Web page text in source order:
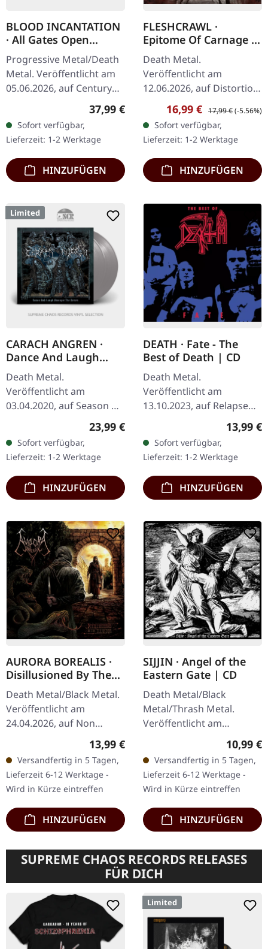
BLOOD INCANTATION
· All Gates Open
(Original Motion
Picture Soundtrack) |
ORANGE 2LP+BLURAY
Progressive Metal/Death
Metal. Veröffentlicht am
05.06.2026, auf Century
Transparentes Oranges
Doppel-Vinyl im Gatefold-
Cover mit…
Regulärer Preis:
37,99 €
Sofort verfügbar,
Lieferzeit: 1-2 Werktage
HINZUFÜGEN
FLESHCRAWL ·
Epitome Of Carnage |
CD
Death Metal.
Veröffentlicht am
12.06.2026, auf Distortion
Music Group. CD im
Standard-Jewelcase.
Fleshcrawl kehren mit
"Epitome Of Carnage"
zurück…
Verkaufspreis:
16,99 € Regulärer Preis:
17,99 €(-5.56%)
Sofort verfügbar,
Lieferzeit: 1-2 Werktage
HINZUFÜGEN
Limited
CARACH ANGREN ·
Dance And Laugh
Amongst The Rotten |
SILVER 2LP
Death Metal.
Veröffentlicht am
03.04.2020, auf Season Of
Mist. Epischer Horror-
Niederlanden. Silbernes
Doppel-Vinyl im Gatefold-
Cover,…
Regulärer Preis:
23,99 €
Sofort verfügbar,
Lieferzeit: 1-2 Werktage
HINZUFÜGEN
DEATH · Fate - The
Best of Death | CD
Death Metal.
Veröffentlicht am
13.10.2023, auf Relapse
Records. CD im Jewelcase.
Death, eine prägende
Kraft im Death-Metal-
Genre, präsentiert mit…
13,99 €
Sofort verfügbar,
Lieferzeit: 1-2 Werktage
HINZUFÜGEN
AURORA BOREALIS ·
Disillusioned By The
Illusion | DIGIPAK CD
Death Metal/Black Metal.
Veröffentlicht am
24.04.2026, auf Non
Serviam Records. CD im
DigiPak. Aurora Borealis
schlagen mit
verheerender Präzision…
Regulärer Preis:
13,99 €
Versandfertig in 5 Tagen,
Lieferzeit 6-12 Werktage -
Wird in Kürze eintreffen
HINZUFÜGEN
SIJJIN · Angel of the
Eastern Gate | CD
Death Metal/Black
Metal/Thrash Metal.
Veröffentlicht am
09.03.2020, auf Sepulchral
Voice Records. CD im
Jewelcase mit 8-seitigem
Booklet. Das Album…
10,99 €
Versandfertig in 5 Tagen,
Lieferzeit 6-12 Werktage -
Wird in Kürze eintreffen
HINZUFÜGEN
SUPREME CHAOS RECORDS RELEASES
FÜR DICH
Limited